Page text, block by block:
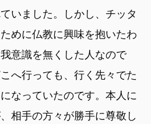
いました。しかし、チッタ
めに仏教に興味を抱いたわ
意識を無くした人なので
へ行っても、行く先々でた
なっていたのです。本人に
相手の方々が勝手に尊敬し